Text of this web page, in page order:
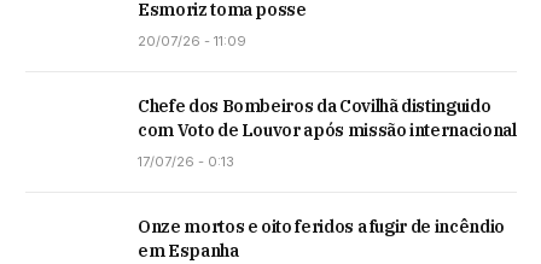
Esmoriz toma posse
20/07/26 - 11:09
Chefe dos Bombeiros da Covilhã distinguido
com Voto de Louvor após missão internacional
17/07/26 - 0:13
Onze mortos e oito feridos a fugir de incêndio
em Espanha